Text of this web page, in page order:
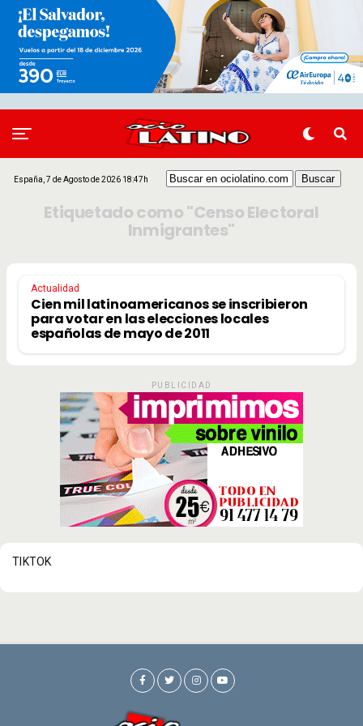
España, 7 de Agosto de 2026 18:47h
Etiquetado como "Censo Electoral
Inmigrantes"
Actualidad
Cien mil latinoamericanos se inscribieron
para votar en las elecciones locales
españolas de mayo de 2011
PUBLICIDAD
TIKTOK